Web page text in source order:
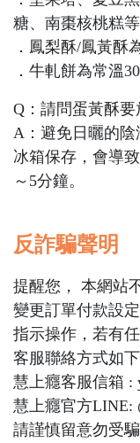
糖、南棗核桃糕
．鳳梨酥/鳳黃酥
．牛軋餅為常溫
Q：請問蛋黃酥要
A：避免日曬的
冰箱保存，會導
～5分鐘。
反詐騙聲明
提醒您， 本網站
變更訂單付款設
指示操作，若有
客服聯絡方式如下
慧上癮客服信箱 :
慧上癮官方LINE:
請謹慎留意勿受